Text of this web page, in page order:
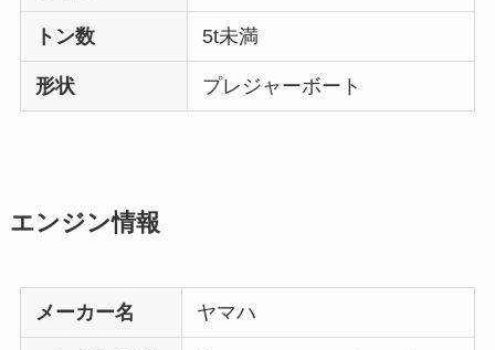
トン数 5t未満
形状 プレジャーボート
エンジン情報
メーカー名 ヤマハ